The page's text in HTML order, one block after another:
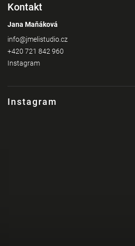
Instagram
Kontakt
Jana Maňáková
info@jmelistudio.cz
+420 721 842 960
Instagram